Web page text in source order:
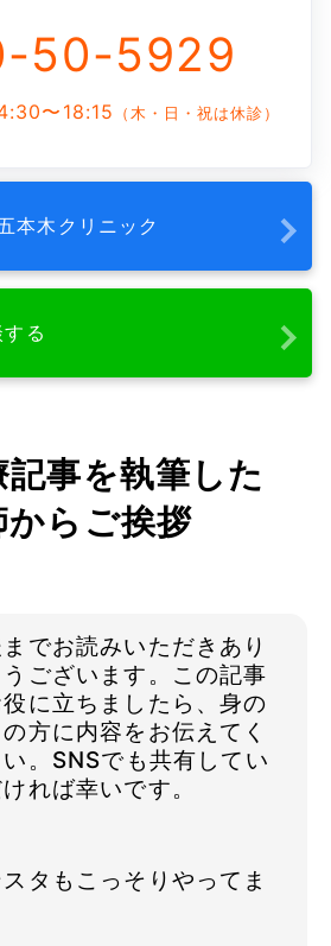
50-5929
〜18:15 （木・日・祝は休診）
本木クリニック
る
記事を執筆した
からご挨拶
でお読みいただきあり
ございます。この記事
に立ちましたら、身の
方に内容をお伝えてく
。SNSでも共有してい
れば幸いです。
タもこっそりやってま